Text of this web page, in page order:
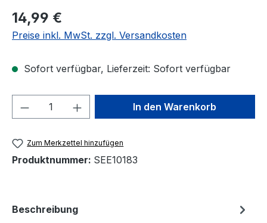
Regulärer Preis:
14,99 €
Preise inkl. MwSt. zzgl. Versandkosten
Sofort verfügbar, Lieferzeit: Sofort verfügbar
Produkt Anzahl: Gib denIn den Warenkorb
Zum Merkzettel hinzufügen
Produktnummer: SEE10183
Beschreibung